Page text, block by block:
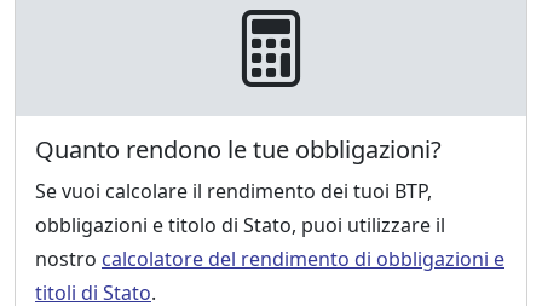
Quanto rendono le tue obbligazioni?
Se vuoi calcolare il rendimento dei tuoi BTP,
obbligazioni e titolo di Stato, puoi utilizzare il
nostro calcolatore del rendimento di obbligazioni e
titoli di Stato.